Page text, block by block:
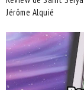
Jérôme Alquié